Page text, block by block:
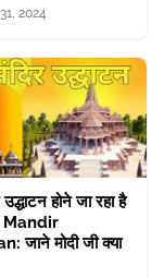
2024
उद्धाटन होने जा रहा है
Mandir
जाने मोदी जी क्या